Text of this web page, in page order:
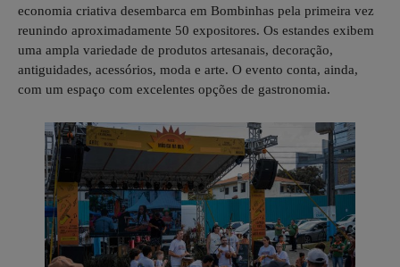
economia criativa desembarca em Bombinhas pela primeira vez
reunindo aproximadamente 50 expositores. Os estandes exibem
uma ampla variedade de produtos artesanais, decoração,
antiguidades, acessórios, moda e arte. O evento conta, ainda,
com um espaço com excelentes opções de gastronomia.